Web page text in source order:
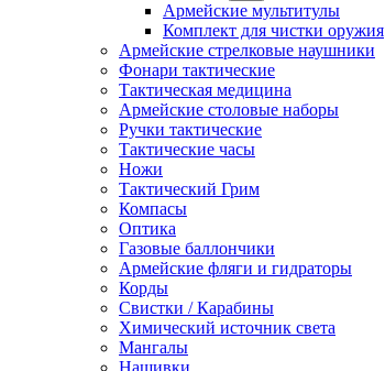
Армейские мультитулы
Комплект для чистки оружия
Армейские стрелковые наушники
Фонари тактические
Тактическая медицина
Армейские столовые наборы
Ручки тактические
Тактические часы
Ножи
Тактический Грим
Компасы
Оптика
Газовые баллончики
Армейские фляги и гидраторы
Корды
Свистки / Карабины
Химический источник света
Мангалы
Нашивки